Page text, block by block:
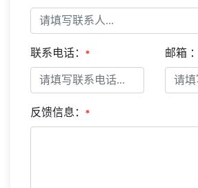
联系电话：* 邮箱 ：
反馈信息：*